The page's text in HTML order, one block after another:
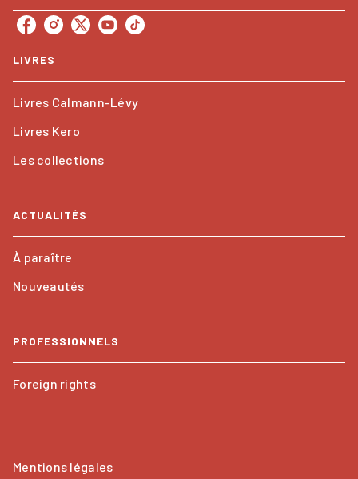
LIVRES
Livres Calmann-Lévy
Livres Kero
Les collections
ACTUALITÉS
À paraître
Nouveautés
PROFESSIONNELS
Foreign rights
Mentions légales